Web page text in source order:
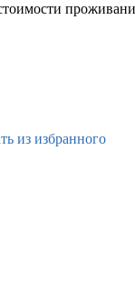
из избранного